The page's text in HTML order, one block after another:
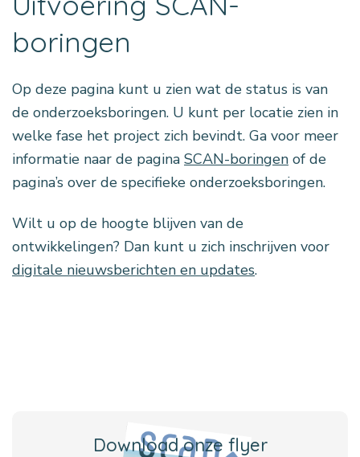
boringen
Op deze pagina kunt u zien wat de status is van
de onderzoeksboringen. U kunt per locatie zien in
welke fase het project zich bevindt. Ga voor meer
informatie naar de pagina SCAN-boringen of de
pagina’s over de specifieke onderzoeksboringen.
Wilt u op de hoogte blijven van de
ontwikkelingen? Dan kunt u zich inschrijven voor
digitale nieuwsberichten en updates.
Download onze flyer